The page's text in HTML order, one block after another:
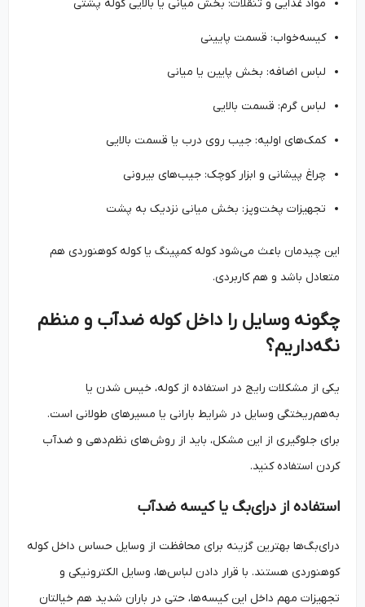
مواد غذایی و تنقلات: بخش میانی یا بالایی کوله پشتی
کیسه‌خواب: قسمت پایینی
لباس اضافه: بخش پایین یا میانی
لباس گرم: قسمت بالایی
کمک‌های اولیه: جیب روی درب یا قسمت بالایی
چراغ پیشانی و ابزار کوچک: جیب‌های بیرونی
تجهیزات پخت‌وپز: بخش میانی نزدیک به پشت
این چیدمان باعث می‌شود کوله کمپینگ یا کوله کوهنوردی هم
متعادل باشد و هم کاربردی.
چگونه وسایل را داخل کوله ضدآب و منظم
نگه‌داریم؟
یکی از مشکلات رایج در استفاده از کوله، خیس شدن یا
به‌هم‌ریختگی وسایل در شرایط بارانی یا مسیرهای طولانی است.
برای جلوگیری از این مشکل، باید از روش‌های نظم‌دهی و ضدآب
کردن استفاده کنید.
استفاده از درای‌بگ یا کیسه ضدآب
درای‌بگ‌ها بهترین گزینه برای محافظت از وسایل حساس داخل کوله
کوهنوردی هستند. با قرار دادن لباس‌ها، وسایل الکترونیکی و
تجهیزات مهم داخل این کیسه‌ها، حتی در باران شدید هم خیالتان